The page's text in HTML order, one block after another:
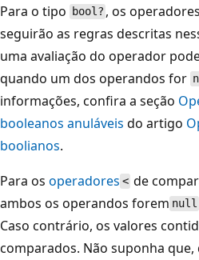
Para o tipo
bool? , os
seguirão as regras descritas
uma avaliação do operador
quando um dos operandos for
informações, confira a seção
booleanos anuláveis do artigo
boolianos.
Para os operadores < de
ambos os operandos forem null
Caso contrário, os valores
comparados. Não suponha